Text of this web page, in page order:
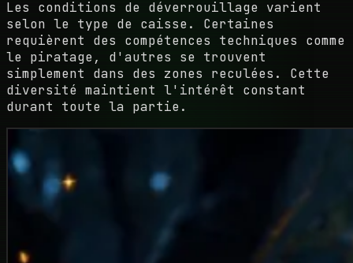
Les conditions de déverrouillage varient
selon le type de caisse. Certaines
requièrent des compétences techniques comme
le piratage, d'autres se trouvent
simplement dans des zones reculées. Cette
diversité maintient l'intérêt constant
durant toute la partie.